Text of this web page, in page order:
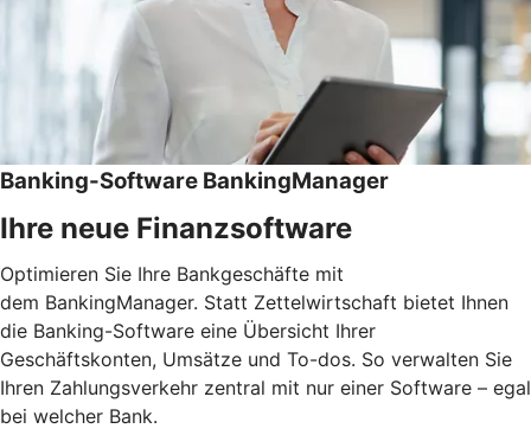
Banking-Software BankingManager
Ihre neue Finanzsoftware
Optimieren Sie Ihre Bankgeschäfte mit
dem BankingManager. Statt Zettelwirtschaft bietet Ihnen
die Banking-Software eine Übersicht Ihrer
Geschäftskonten, Umsätze und To-dos. So verwalten Sie
Ihren Zahlungsverkehr zentral mit nur einer Software – egal
bei welcher Bank.